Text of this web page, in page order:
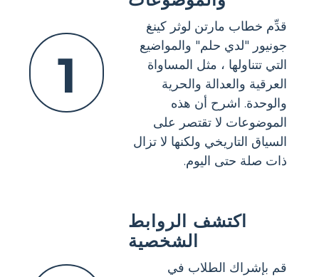
1
قدِّم خطاب مارتن لوثر كينغ
جونيور "لدي حلم" والمواضيع
التي تتناولها ، مثل المساواة
العرقية والعدالة والحرية
والوحدة. اشرح أن هذه
الموضوعات لا تقتصر على
السياق التاريخي ولكنها لا تزال
ذات صلة حتى اليوم.
اكتشف الروابط
الشخصية
قم بإشراك الطلاب في